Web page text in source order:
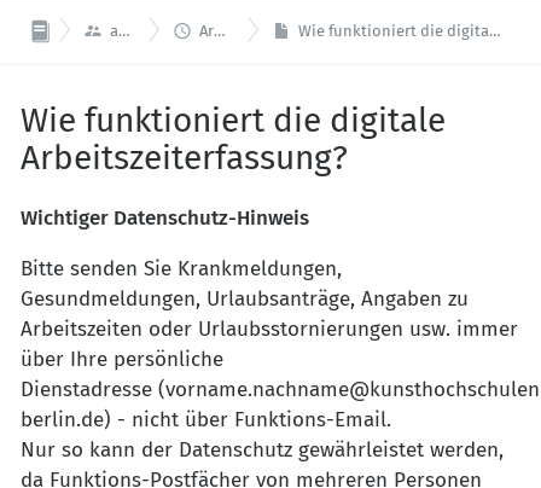
 arbeiten  Arbeitszeit Wie funktioniert die digitale Arbeitszeiterfassung?
Wie funktioniert die digitale
Arbeitszeiterfassung?
Wichtiger Datenschutz-Hinweis
Bitte senden Sie Krankmeldungen,
Gesundmeldungen, Urlaubsanträge, Angaben zu
Arbeitszeiten oder Urlaubsstornierungen usw. immer
über Ihre persönliche
Dienstadresse
berlin.de) - nicht über Funktions-Email.
Nur so kann der Datenschutz gewährleistet werden,
da Funktions-Postfächer von mehreren Personen